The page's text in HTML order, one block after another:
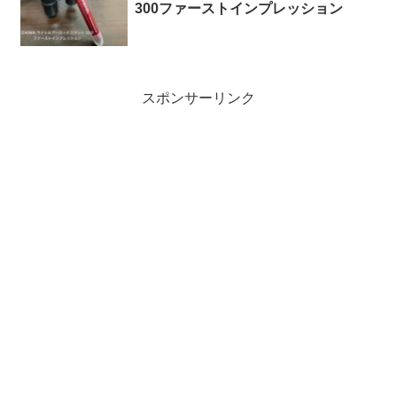
300ファーストインプレッション
スポンサーリンク